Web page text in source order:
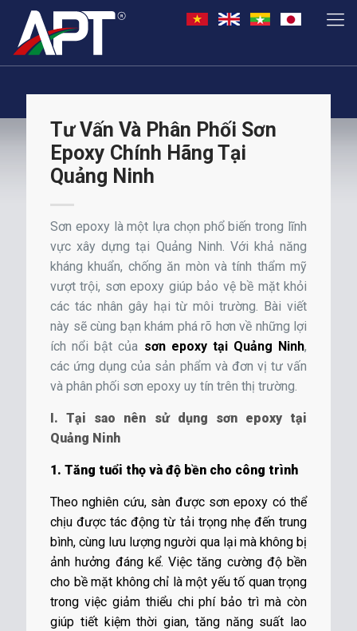
Tư Vấn Và Phân Phối Sơn
Epoxy Chính Hãng Tại
Quảng Ninh
Sơn epoxy là một lựa chọn phổ biến trong lĩnh
vực xây dựng tại Quảng Ninh. Với khả năng
kháng khuẩn, chống ăn mòn và tính thẩm mỹ
vượt trội, sơn epoxy giúp bảo vệ bề mặt khỏi
các tác nhân gây hại từ môi trường. Bài viết
này sẽ cùng bạn khám phá rõ hơn về những lợi
ích nổi bật của sơn epoxy tại Quảng Ninh,
các ứng dụng của sản phẩm và đơn vị tư vấn
và phân phối sơn epoxy uy tín trên thị trường.
I. Tại sao nên sử dụng sơn epoxy tại
Quảng Ninh
1. Tăng tuổi thọ và độ bền cho công trình
Theo nghiên cứu, sàn được sơn epoxy có thể
chịu được tác động từ tải trọng nhẹ đến trung
bình, cùng lưu lượng người qua lại mà không bị
ảnh hưởng đáng kể. Việc tăng cường độ bền
cho bề mặt không chỉ là một yếu tố quan trọng
trong việc giảm thiểu chi phí bảo trì mà còn
giúp tiết kiệm thời gian, tăng năng suất lao